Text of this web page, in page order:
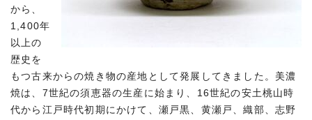
から、
1,400年
以上の
歴史を
もつ古来からの焼き物の産地として発展してきました。美濃
焼は、7世紀の須恵器の生産に始まり、16世紀の安土桃山時
代から江戸時代初期にかけて、瀬戸黒、黄瀬戸、織部、志野